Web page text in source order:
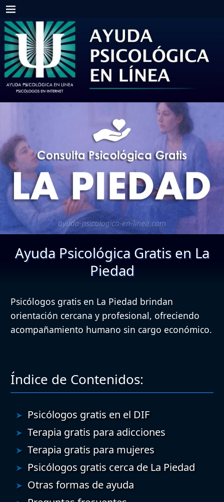
Ayuda Psicológica Gratis en La
Piedad
Psicólogos gratis en La Piedad brindan
orientación cercana y profesional, ofreciendo
acompañamiento humano sin cargo económico.
Índice de Contenidos:
Psicólogos gratis en el DIF
Terapia gratis para adicciones
Terapia gratis para mujeres
Psicólogos gratis cerca de La Piedad
Otras formas de ayuda